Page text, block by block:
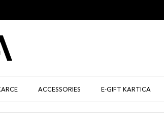
ACCESSORIES E-GIFT KARTICA